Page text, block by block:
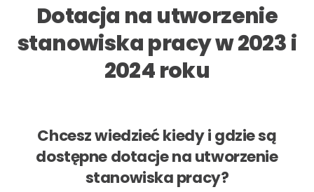
Dotacja na utworzenie
stanowiska pracy w 2023 i
2024 roku
Chcesz wiedzieć kiedy i gdzie są
dostępne dotacje na utworzenie
stanowiska pracy?